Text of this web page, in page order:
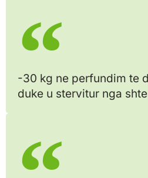
-30 kg ne perfundim te
duke u stervitur nga